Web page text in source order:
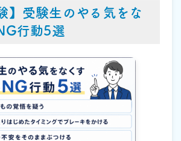
】受験生のやる気をな
行動5選